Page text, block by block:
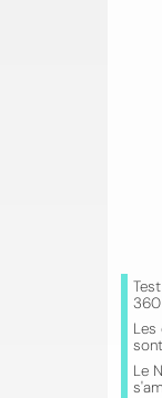
360
Les
Le